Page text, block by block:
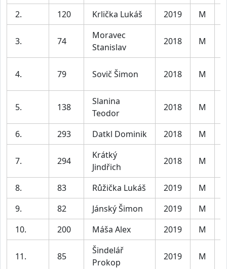
2.
120 Krlička Lukáš 2019 M
3. 74
Moravec
Stanislav
2018 M
4. 79 Sovič Šimon 2018 M
5. 138
Slanina
Teodor
2018 M
6. 293 Datkl Dominik 2018 M
7. 294
Krátký
Jindřich
2018 M
8. 83 Růžička Lukáš 2019 M
9.
82 Jánský Šimon 2019 M
10.
200 Máša Alex 2019 M
11. 85
Šindelář
Prokop
2019 M